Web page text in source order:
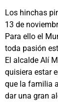
Los hinchas
13 de
Para ello el
toda pasión
El alcalde Alí
quisiera estar
que la familia
dar una gran